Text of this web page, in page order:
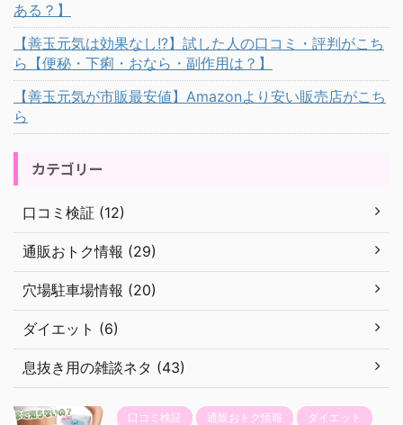
ある？】
【善玉元気は効果なし!?】試した人の口コミ・評判がこち
ら【便秘・下痢・おなら・副作用は？】
【善玉元気が市販最安値】Amazonより安い販売店がこち
ら
カテゴリー
口コミ検証 (12)
通販おトク情報 (29)
穴場駐車場情報 (20)
ダイエット (6)
息抜き用の雑談ネタ (43)
口コミ検証 通販おトク情報 ダイエット